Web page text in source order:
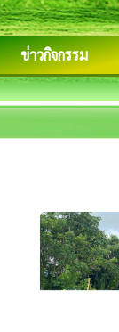
ข่าวกิจกรรม